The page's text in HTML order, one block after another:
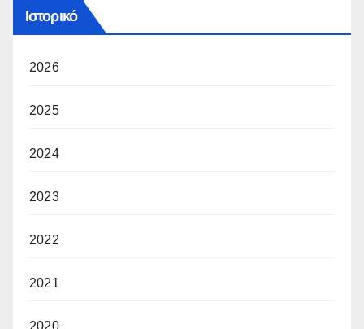
Ιστορικό
2026
2025
2024
2023
2022
2021